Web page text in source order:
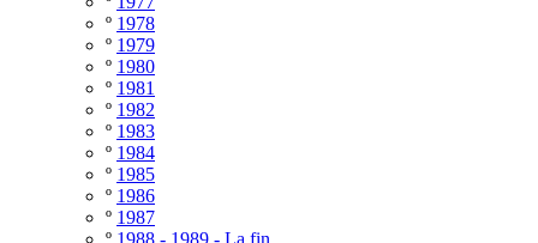
º 1978
º 1979
º 1980
º 1981
º 1982
º 1983
º 1984
º 1985
º 1986
º 1987
º 1988 - 1989 - La fin